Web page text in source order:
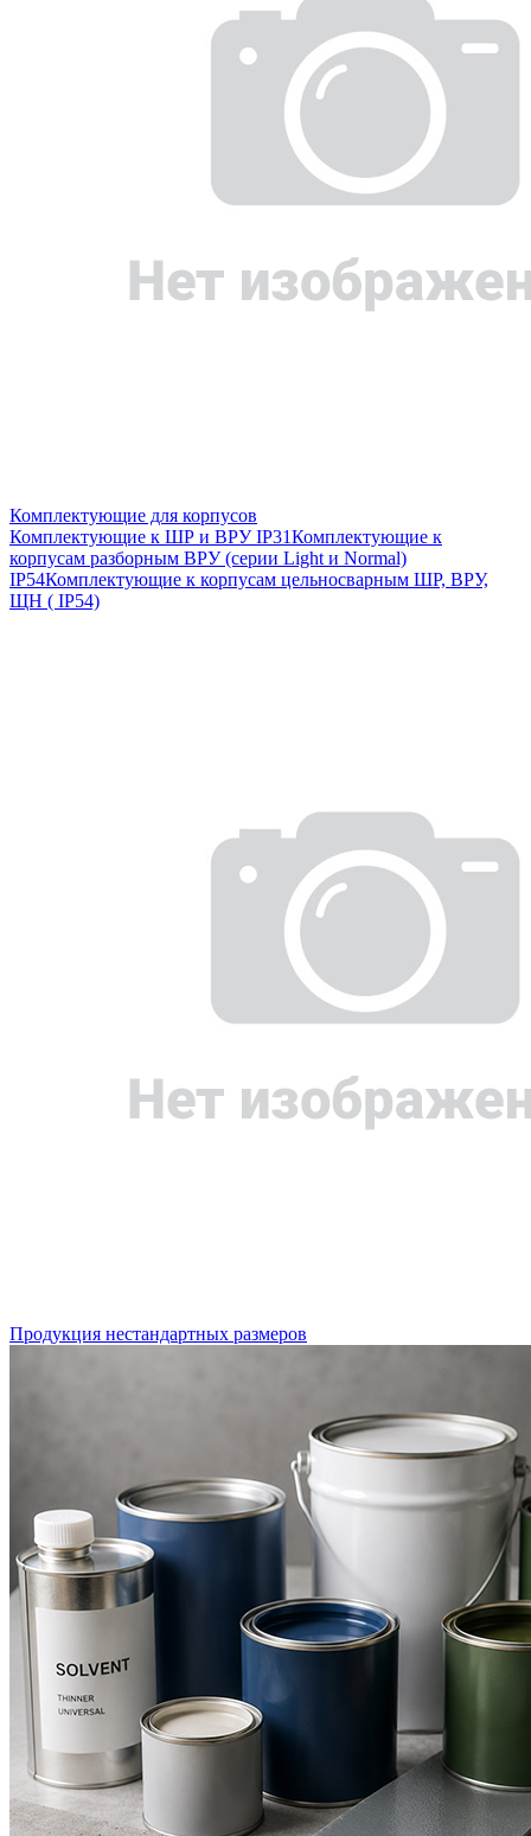
Комплектующие для корпусов
Комплектующие к ШР и ВРУ IP31Комплектующие к
корпусам разборным ВРУ (серии Light и Normal)
IP54Комплектующие к корпусам цельносварным ШР, ВРУ,
ЩН ( IP54)
Продукция нестандартных размеров